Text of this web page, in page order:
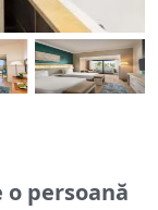
persoană